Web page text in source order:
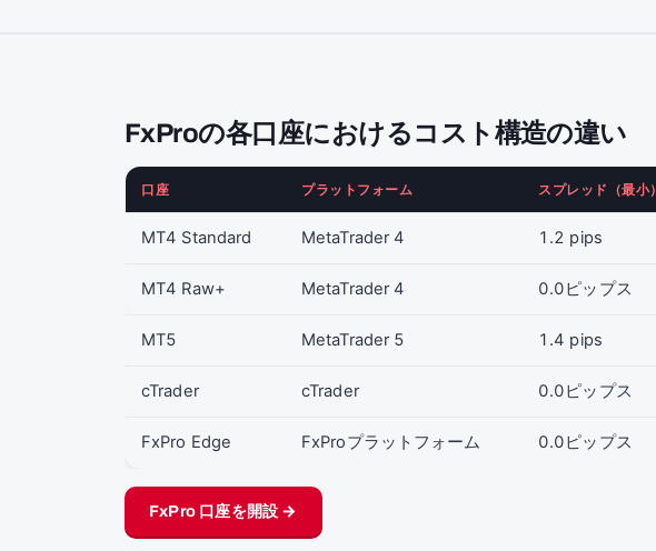
FxProの各口座におけるコスト構造の違い
口座 プラットフォーム スプレッド（最小）
MT4 Standard MetaTrader 4 1.2 pips
MT4 Raw+ MetaTrader 4 0.0ピップス
MT5 MetaTrader 5 1.4 pips
cTrader cTrader 0.0ピップス
FxPro Edge FxProプラットフォーム 0.0ピップス
FxPro 口座を開設 →